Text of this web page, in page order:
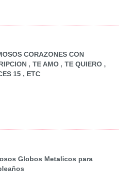
CORAZONES CON
, TE AMO , TE QUIERO ,
15 , ETC
Globos Metalicos para